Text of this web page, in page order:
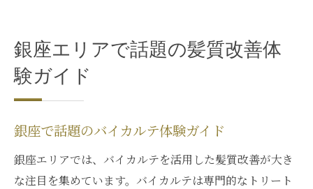
銀座エリアで話題の髪質改善体
験ガイド
銀座で話題のバイカルテ体験ガイド
銀座エリアでは、バイカルテを活用した髪質改善が大き
な注目を集めています。バイカルテは専門的なトリート